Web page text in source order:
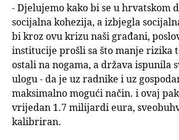
- Djelujemo kako bi se u hrvatskom
socijalna kohezija, a izbjegla
bi kroz ovu krizu naši građani,
institucije prošli sa što manje rizika
ostali na nogama, a država ispunila
ulogu - da je uz radnike i uz
maksimalno mogući način. i ovaj
vrijedan 1.7 milijardi eura,
kalibriran.